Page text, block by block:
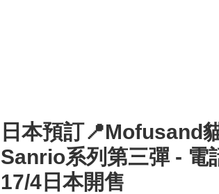
日本預訂📍Mofusand
Sanrio系列第三彈 - 電
17/4日本開售